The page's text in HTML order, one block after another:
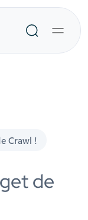
Recherche
Crawl !
de